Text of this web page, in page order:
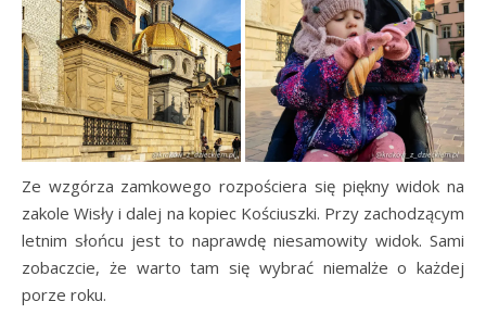
Ze wzgórza zamkowego rozpościera się piękny widok na
zakole Wisły i dalej na kopiec Kościuszki. Przy zachodzącym
letnim słońcu jest to naprawdę niesamowity widok. Sami
zobaczcie, że warto tam się wybrać niemalże o każdej
porze roku.